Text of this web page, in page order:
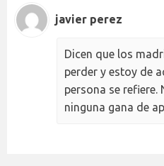
javier perez
Dicen que los
perder y estoy de
persona se refiere.
ninguna gana de